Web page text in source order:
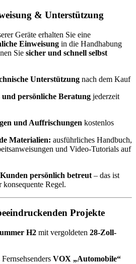
& Unterstützung
Geräte erhalten Sie eine
Einweisung in die Handhabung
Sie sicher und schnell selbst
Unterstützung nach dem Kauf
persönliche Beratung jederzeit
und Auffrischungen kostenlos
Materialien: ausführliches Handbuch,
und Video-Tutorials auf
persönlich betreut – das ist
konsequente Regel.
Projekte
H2 mit vergoldeten 28-Zoll-
VOX „Automobile“